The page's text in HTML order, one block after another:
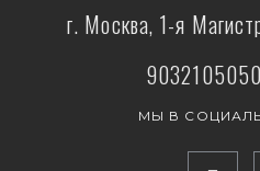
г. Москва, 1-я
МЫ В